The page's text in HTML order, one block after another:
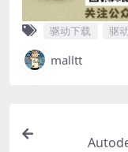
驱动下载 驱
malltt